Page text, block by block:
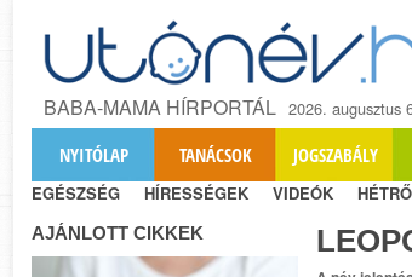
BABA-MAMA HÍRPORTÁL 2026. augusztus
NYITÓLAP TANÁCSOK JOGSZABÁLY
EGÉSZSÉG HÍRESSÉGEK VIDEÓK
AJÁNLOTT CIKKEK